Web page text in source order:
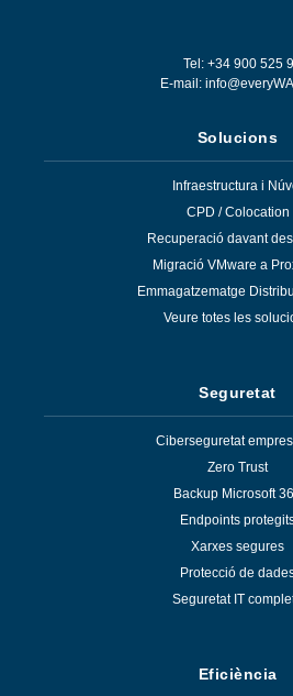
Tel: +34 900 525
E-mail:
Solucions
Infraestructura i
CPD / Colocation
Recuperació davant
Migració VMware a
Emmagatzematge
Veure totes les
Seguretat
Ciberseguretat
Zero Trust
Backup Microsoft
Endpoints
Xarxes segures
Protecció de
Seguretat IT
Eficiència